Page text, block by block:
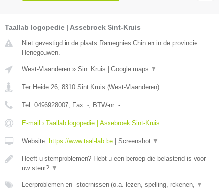
Taallab logopedie | Assebroek Sint-Kruis
Niet gevestigd in de plaats Ramegnies Chin en in de provincie
Henegouwen.
West-Vlaanderen » Sint Kruis | Google maps ▼
Ter Heide 26 8310 Sint Kruis (West-Vlaanderen)
Tel: 0496928007 , Fax: - , BTW-nr: -
E-mail › Taallab logopedie | Assebroek Sint-Kruis
Website: https://www.taal-lab.be | Screenshot ▼
Heeft u stemproblemen? Hebt u een beroep die belastend is voor
uw stem? ▼
Leerproblemen en -stoornissen (o.a. lezen, spelling, rekenen, ▼